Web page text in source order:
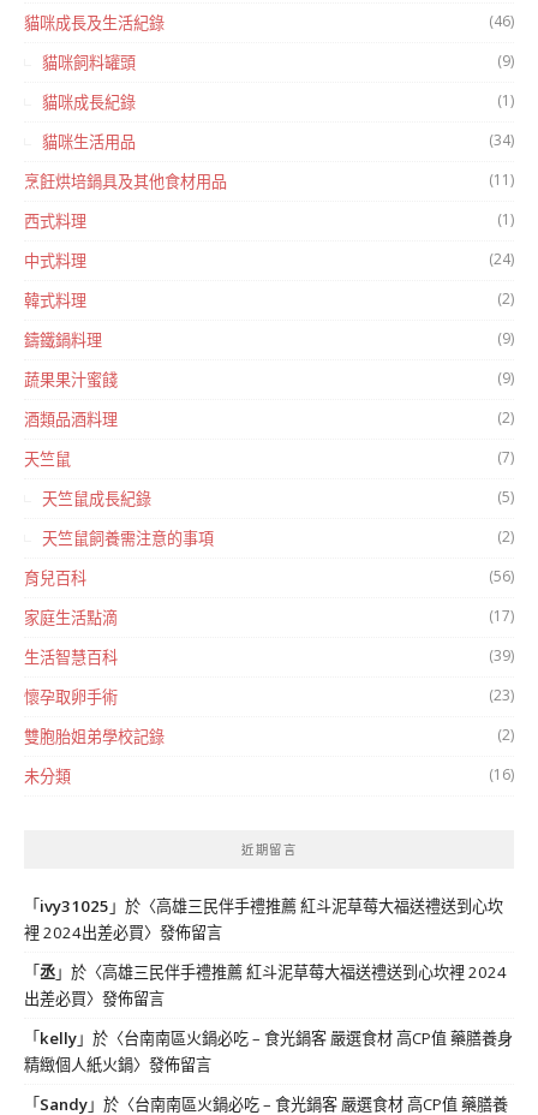
貓咪成長及生活紀錄 (46)
貓咪飼料罐頭 (9)
貓咪成長紀錄 (1)
貓咪生活用品 (34)
烹飪烘培鍋具及其他食材用品 (11)
西式料理 (1)
中式料理 (24)
韓式料理 (2)
鑄鐵鍋料理 (9)
蔬果果汁蜜餞 (9)
酒類品酒料理 (2)
天竺鼠 (7)
天竺鼠成長紀錄 (5)
天竺鼠飼養需注意的事項 (2)
育兒百科 (56)
家庭生活點滴 (17)
生活智慧百科 (39)
懷孕取卵手術 (23)
雙胞胎姐弟學校記錄 (2)
未分類 (16)
近期留言
「 ivy31025 」於〈高雄三民伴手禮推薦 紅斗泥草莓大福送禮送到心坎
裡 2024出差必買〉發佈留言
「丞」於〈高雄三民伴手禮推薦 紅斗泥草莓大福送禮送到心坎裡 2024
出差必買〉發佈留言
「 kelly」於〈台南南區火鍋必吃 – 食光鍋客 嚴選食材 高CP值 藥膳養身
精緻個人紙火鍋〉發佈留言
「 Sandy」於〈台南南區火鍋必吃 – 食光鍋客 嚴選食材 高CP值 藥膳養